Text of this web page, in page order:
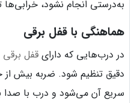
به‌درستی انجام نشود، خرابی‌ها
هماهنگی با قفل برقی
در درب‌هایی که دارای قفل برقی
دقیق تنظیم شود. ضربه بیش از
سریع آن می‌شود و درب با